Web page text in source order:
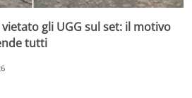
gli UGG sul set: il motivo
tutti